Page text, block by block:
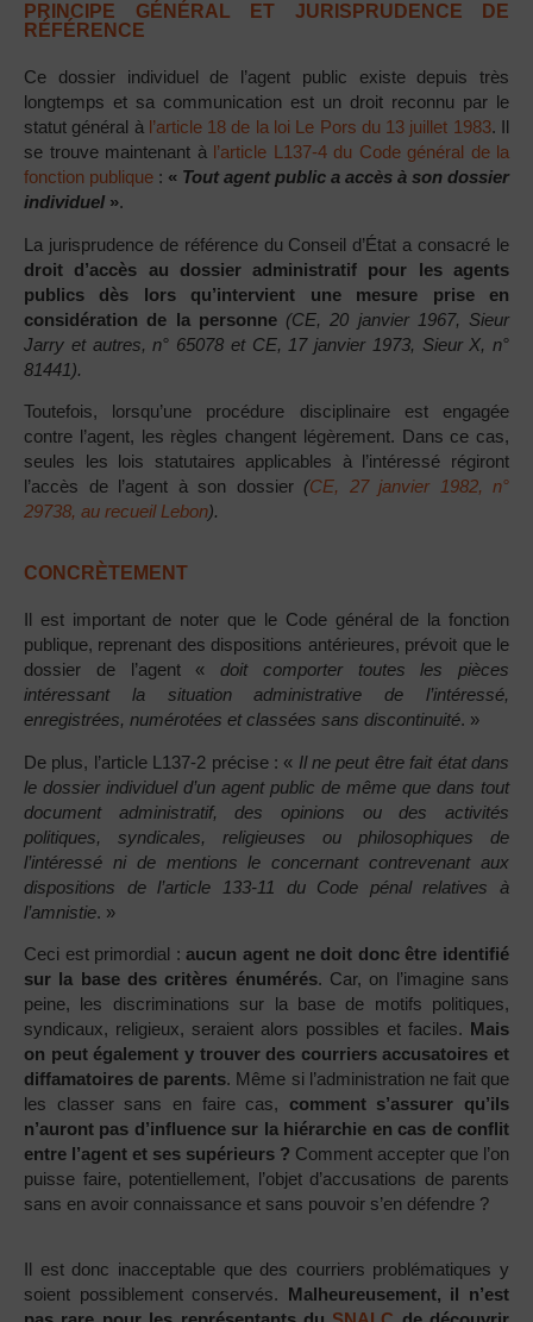
PRINCIPE GÉNÉRAL ET JURISPRUDENCE DE
RÉFÉRENCE
Ce dossier individuel de l’agent public existe depuis très
longtemps et sa communication est un droit reconnu par le
statut général à l’article 18 de la loi Le Pors du 13 juillet 1983. Il
se trouve maintenant à l’article L137-4 du Code général de la
fonction publique : « Tout agent public a accès à son dossier
individuel ».
La jurisprudence de référence du Conseil d’État a consacré le
droit d’accès au dossier administratif pour les agents
publics dès lors qu’intervient une mesure prise en
considération de la personne (CE, 20 janvier 1967, Sieur
Jarry et autres, n° 65078 et CE, 17 janvier 1973, Sieur X, n°
81441).
Toutefois, lorsqu’une procédure disciplinaire est engagée
contre l’agent, les règles changent légèrement. Dans ce cas,
seules les lois statutaires applicables à l’intéressé régiront
l’accès de l’agent à son dossier (CE, 27 janvier 1982, n°
29738, au recueil Lebon).
CONCRÈTEMENT
Il est important de noter que le Code général de la fonction
publique, reprenant des dispositions antérieures, prévoit que le
dossier de l’agent « doit comporter toutes les pièces
intéressant la situation administrative de l’intéressé,
enregistrées, numérotées et classées sans discontinuité. »
De plus, l’article L137-2 précise : « Il ne peut être fait état dans
le dossier individuel d’un agent public de même que dans tout
document administratif, des opinions ou des activités
politiques, syndicales, religieuses ou philosophiques de
l’intéressé ni de mentions le concernant contrevenant aux
dispositions de l’article 133-11 du Code pénal relatives à
l’amnistie. »
Ceci est primordial :aucun agent ne doit donc être identifié
sur la base des critères énumérés. Car, on l’imagine sans
peine, les discriminations sur la base de motifs politiques,
syndicaux, religieux, seraient alors possibles et faciles. Mais
on peut également y trouver des courriers accusatoires et
diffamatoires de parents. Même si l’administration ne fait que
les classer sans en faire cas, comment s’assurer qu’ils
n’auront pas d’influence sur la hiérarchie en cas de conflit
entre l’agent et ses supérieurs ? Comment accepter que l’on
puisse faire, potentiellement, l’objet d’accusations de parents
sans en avoir connaissance et sans pouvoir s’en défendre ?
Il est donc inacceptable que des courriers problématiques y
soient possiblement conservés.
Malheureusement, il n’est